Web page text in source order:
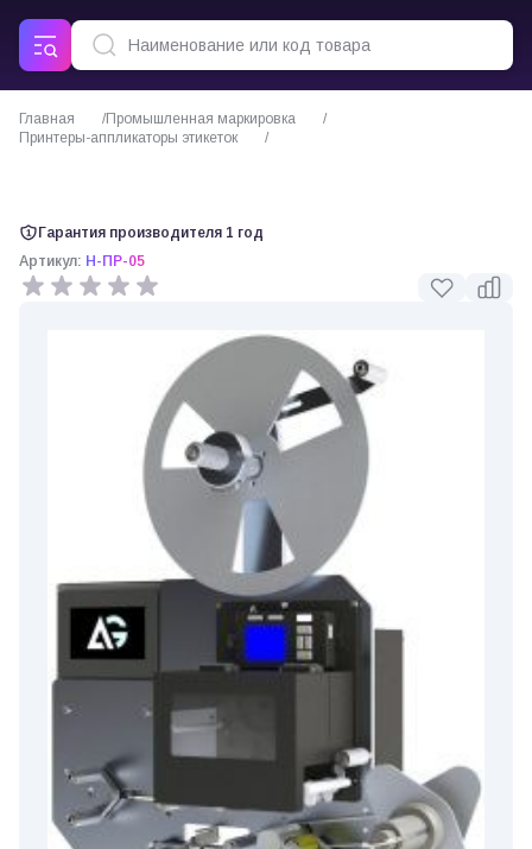
Главная
Промышленная маркировка
Принтеры-аппликаторы этикеток
Гарантия производителя 1 год
Артикул: Н-ПР-05